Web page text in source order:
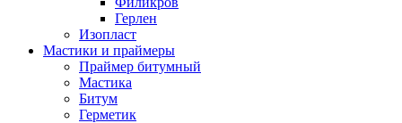
Герлен
Изопласт
Мастики и праймеры
Праймер битумный
Мастика
Битум
Герметик